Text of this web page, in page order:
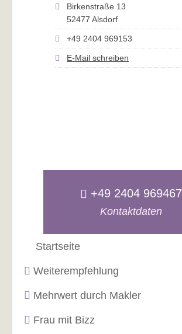
Birkenstraße 13
52477 Alsdorf
+49 2404 969153
E-Mail schreiben
+49 2404 969467
Kontaktdaten
Startseite
Weiterempfehlung
Mehrwert durch Makler
Frau mit Bizz